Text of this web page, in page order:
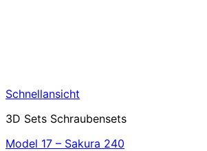
Schnellansicht
3D Sets Schraubensets
Model 17 – Sakura 240